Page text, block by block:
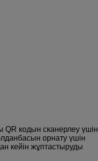
QR кодын сканерлеу үшін
орнату үшін
кейін жұптастыруды